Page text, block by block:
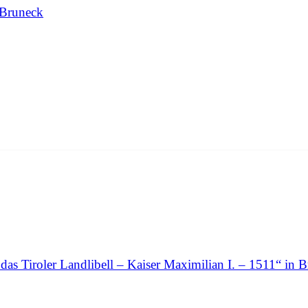
das Tiroler Landlibell – Kaiser Maximilian I. – 1511“ in